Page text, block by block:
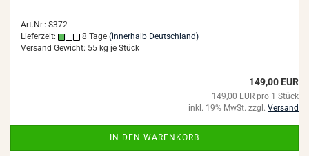
Art.Nr.: S372
Lieferzeit:
8 Tage (innerhalb Deutschland)
Versand Gewicht: 55 kg je Stück
149,00 EUR
149,00 EUR pro 1 Stück
inkl. 19% MwSt. zzgl. Versand
IN DEN WARENKORB